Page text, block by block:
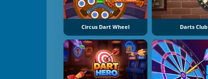
Circus Dart Wheel Darts Club